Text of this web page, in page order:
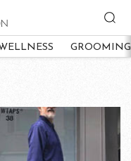
GROOMING